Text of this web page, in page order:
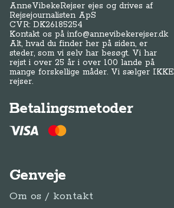
AnneVibekeRejser ejes og drives af
Rejsejournalisten ApS
CVR: DK26185254
Kontakt os påinfo@annevibekerejser.dk
Alt, hvad du finder her på siden, er
steder, som vi selv har besøgt. Vi har
rejst i over 25 år i over 100 lande på
mange forskellige måder. Vi sælger IKKE
rejser.
Betalingsmetoder
Genveje
Om os / kontakt